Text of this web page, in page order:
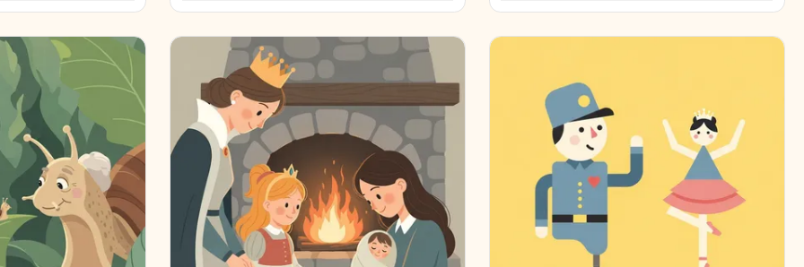
gatlykta,
minnen kan lysa
gaslåga.
låga öppnar en dröm om värme och mat.
När sista lågan tänds avslöjas den största
hemligheten.
stormar, glittrande slott och svåra val. En
tidlös saga om mod, kärlek och hopp.